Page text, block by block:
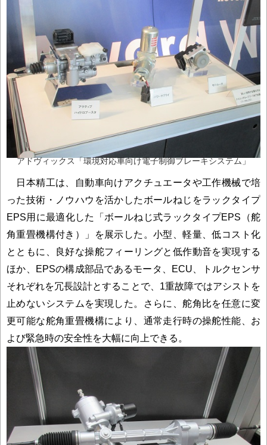
アドヴィックス「環境対応車向け電子制御ブレーキシステム」
日本精工は、自動車向けアクチュエータや工作機械で培
った技術・ノウハウを活かしたボールねじをラックタイプ
EPS用に最適化した「ボールねじ式ラックタイプEPS（舵
角重畳機構付き）」を展示した。小型、軽量、低コスト化
とともに、良好な操舵フィーリングと低作動音を実現する
ほか、EPSの構成部品であるモータ、ECU、トルクセンサ
それぞれを冗長設計とすることで、1重故障ではアシストを
止めないシステムを実現した。さらに、舵角比を任意に変
更可能な舵角重畳機構により、通常走行時の操舵性能、お
よび緊急時の安全性を大幅に向上できる。